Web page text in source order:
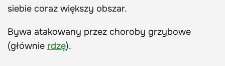
siebie coraz większy obszar.
Bywa atakowany przez choroby grzybowe
(głównie rdzę).